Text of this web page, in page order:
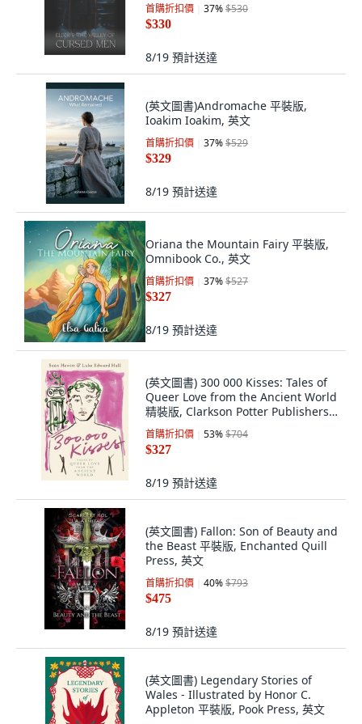
首購折扣價 37%$530
$330
8/19 預計送達
(英文圖書)Andromache 平裝版,
Ioakim Ioakim, 英文
首購折扣價 37%$529
$329
8/19 預計送達
Oriana the Mountain Fairy 平裝版,
Omnibook Co., 英文
首購折扣價 37%$527
$327
8/19 預計送達
(英文圖書) 300 000 Kisses: Tales of
Queer Love from the Ancient World
精裝版, Clarkson Potter Publishers,
英文
首購折扣價 53%$704
$327
8/19 預計送達
(英文圖書) Fallon: Son of Beauty and
the Beast 平裝版, Enchanted Quill
Press, 英文
首購折扣價 40%$793
$475
8/19 預計送達
(英文圖書) Legendary Stories of
Wales - Illustrated by Honor C.
Appleton 平裝版, Pook Press, 英文